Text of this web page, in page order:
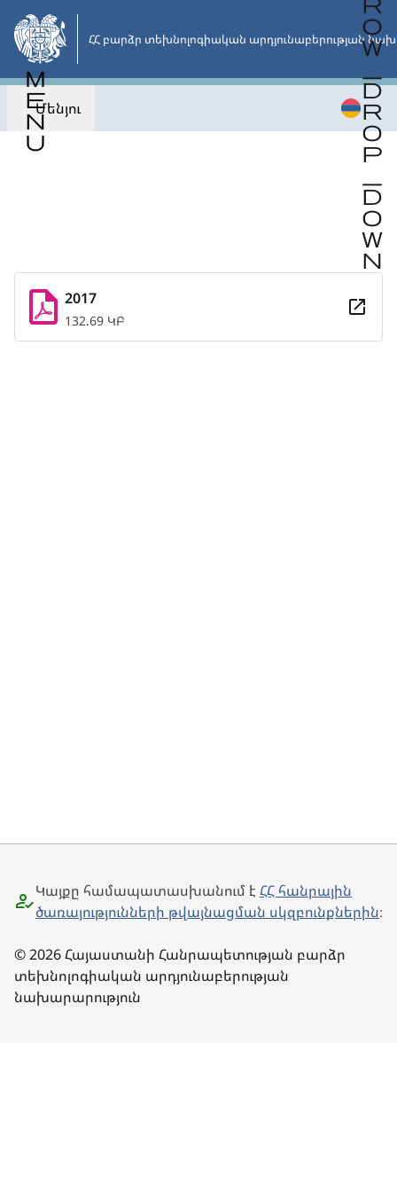
Անցնել
հիմնական
բովանդակությանը
ՀՀ բարձր տեխնոլոգիական արդյունաբերության
Մենյու
2017
132.69 ԿԲ
Կայքը համապատասխանում է ՀՀ հանրային
ծառայությունների թվայնացման սկզբունքներին։
© 2026 Հայաստանի Հանրապետության բարձր
տեխնոլոգիական արդյունաբերության
նախարարություն